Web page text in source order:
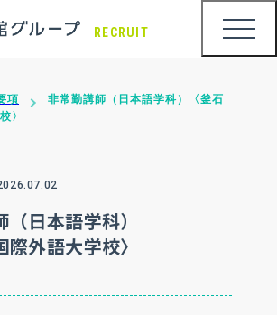
RECRUIT
項
非常勤講師（日本語学科）〈釜石
〉
日本語学科）
際外語大学校〉